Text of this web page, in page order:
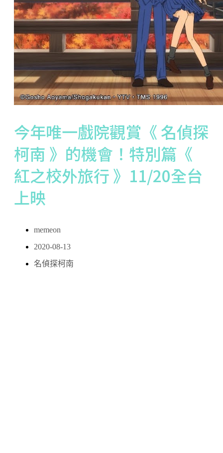
今年唯一戲院觀賞《 名偵探
柯南 》的機會！特別篇《
紅之校外旅行 》11/20全台
上映
memeon
2020-08-13
名偵探柯南